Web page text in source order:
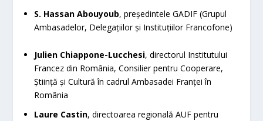
S. Hassan Abouyoub, președintele GADIF (Grupul
Ambasadelor, Delegațiilor și Instituțiilor Francofone)
Julien Chiappone-Lucchesi, directorul Institutului
Francez din România, Consilier pentru Cooperare,
Știință și Cultură în cadrul Ambasadei Franței în
România
Laure Castin, directoarea regională AUF pentru